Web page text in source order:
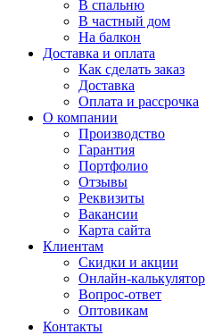
В спальню
В частный дом
На балкон
Доставка и оплата
Как сделать заказ
Доставка
Оплата и рассрочка
О компании
Производство
Гарантия
Портфолио
Отзывы
Реквизиты
Вакансии
Карта сайта
Клиентам
Скидки и акции
Онлайн-калькулятор
Вопрос-ответ
Оптовикам
Контакты